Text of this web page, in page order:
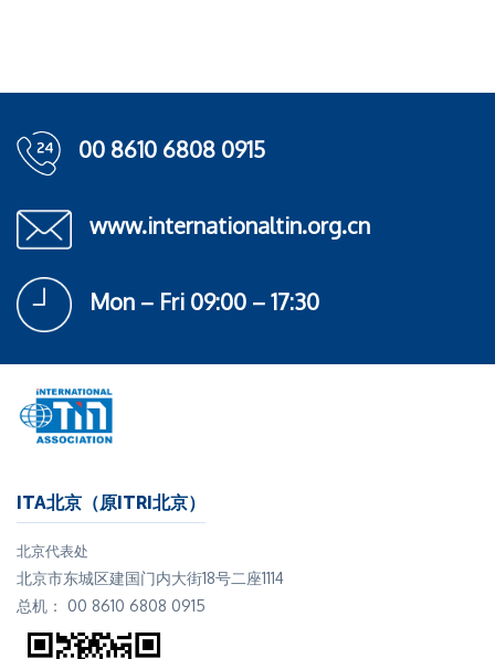
00 8610 6808 0915
www.internationaltin.org.cn
Mon – Fri 09:00 – 17:30
ITA北京（原ITRI北京）
北京代表处
北京市东城区建国门内大街18号二座1114
总机： 00 8610 6808 0915